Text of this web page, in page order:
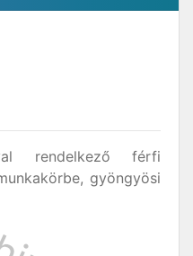
rendelkező férfi
gyöngyösi